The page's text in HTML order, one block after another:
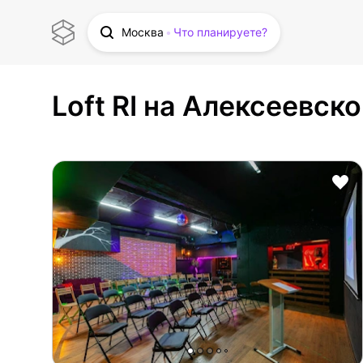
Москва Что планируете?
Loft RI на